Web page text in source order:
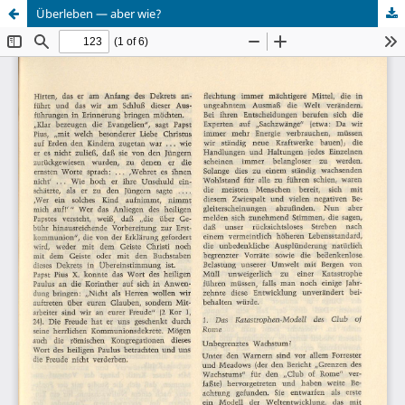
Überleben — aber wie?